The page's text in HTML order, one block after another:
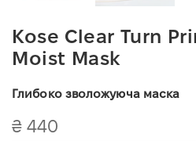
Kose Clear Turn
Moist Mask
Глибоко зволожуюча маска
₴ 440